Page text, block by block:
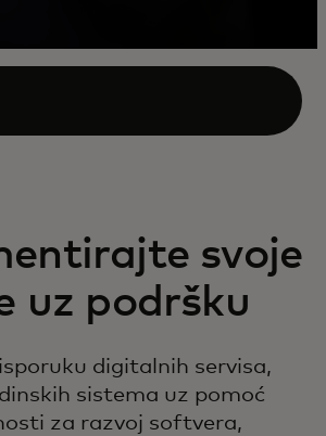
svoje
uz podršku
digitalnih servisa,
sistema uz pomoć
za razvoj softvera,